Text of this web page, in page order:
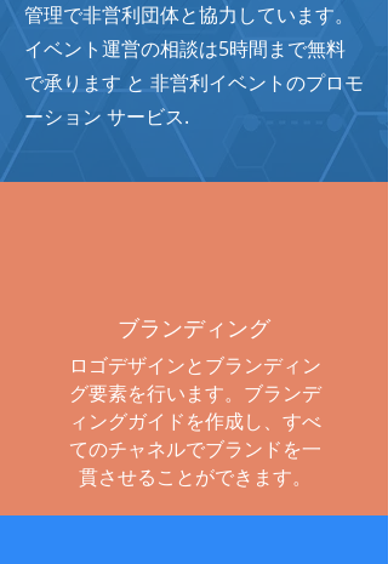
管理で非営利団体と協力しています。
イベント運営の相談は5時間まで無料
で承ります と 非営利イベントのプロモ
ーション サービス.
ブランディング
ロゴデザインとブランディン
グ要素を行います。ブランデ
ィングガイドを作成し、すべ
てのチャネルでブランドを一
貫させることができます。